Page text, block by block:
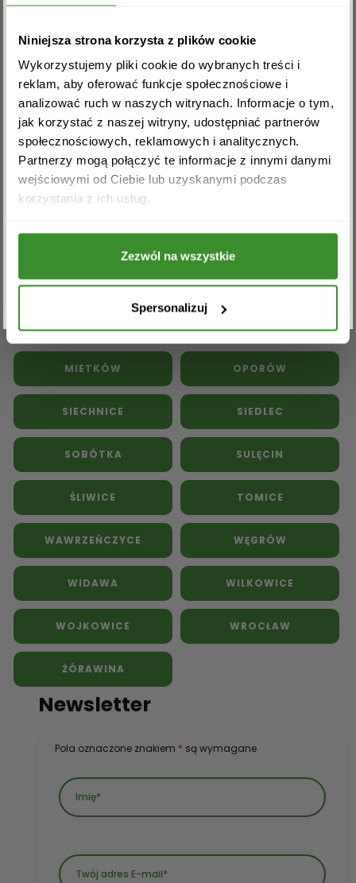
Niniejsza strona korzysta z plików cookie
Wykorzystujemy pliki cookie do wybranych treści i
reklam, aby oferować funkcje społecznościowe i
analizować ruch w naszych witrynach. Informacje o tym,
jak korzystać z naszej witryny, udostępniać partnerów
społecznościowych, reklamowych i analitycznych.
Partnerzy mogą połączyć te informacje z innymi danymi
wejściowymi od Ciebie lub uzyskanymi podczas
korzystania z ich usług.
Zezwól na wszystkie
Spersonalizuj
Kwiaty doniczkowe Kwiaty na pogrzeb
Inne kwiaciarnie w powiecie
wrocławskim:
BOROWA
KOBIERZYCE KUNÓW
MIETKÓW OPORÓW
SIECHNICE SIEDLEC
SOBÓTKA SULĘCIN
ŚLIWICE TOMICE
WAWRZEŃCZYCE WĘGRÓW
WIDAWA WILKOWICE
WOJKOWICE WROCŁAW
ŻÓRAWINA
Newsletter
Pola oznaczone znakiem * są wymagane
Zapisz się do newslettera i zgarnij
rabat na pierwsze zakupy!
Akceptuję regulamin i wyrażam zgodę na
przetwarzanie powyższych danych osobowych
ZAPISZ SIĘ